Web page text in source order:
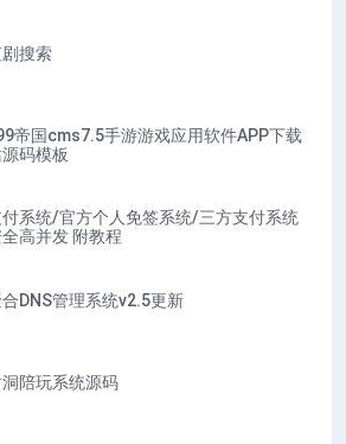
搜索
帝国cms7.5手游游戏应用软件APP下载
码模板
系统/官方个人免签系统/三方支付系统
高并发 附教程
DNS管理系统v2.5更新
陪玩系统源码